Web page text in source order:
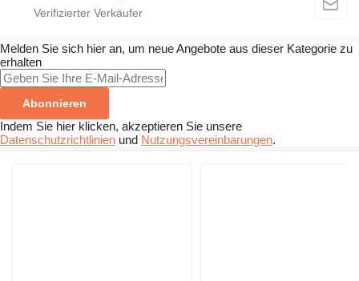
Melden Sie sich hier an, um neue Angebote aus dieser Kategorie zu
erhalten
Abonnieren
Indem Sie hier klicken, akzeptieren Sie unsere
Datenschutzrichtlinien und Nutzungsvereinbarungen.